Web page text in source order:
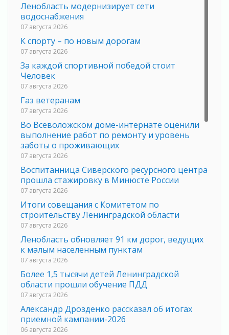
Ленобласть модернизирует сети
водоснабжения
07 августа 2026
К спорту – по новым дорогам
07 августа 2026
За каждой спортивной победой стоит
Человек
07 августа 2026
Газ ветеранам
07 августа 2026
Во Всеволожском доме-интернате оценили
выполнение работ по ремонту и уровень
заботы о проживающих
07 августа 2026
Воспитанница Сиверского ресурсного центра
прошла стажировку в Минюсте России
07 августа 2026
Итоги совещания с Комитетом по
строительству Ленинградской области
07 августа 2026
Ленобласть обновляет 91 км дорог, ведущих
к малым населенным пунктам
07 августа 2026
Более 1,5 тысячи детей Ленинградской
области прошли обучение ПДД
07 августа 2026
Александр Дрозденко рассказал об итогах
приемной кампании-2026
06 августа 2026